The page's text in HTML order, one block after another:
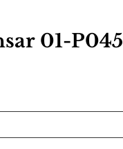
01-P045